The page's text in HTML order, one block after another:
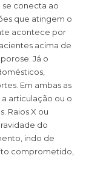
se conecta ao
que atingem o
acontece por
acima de
Já o
Em ambas as
articulação ou o
Raios X ou
do
indo de
comprometido,